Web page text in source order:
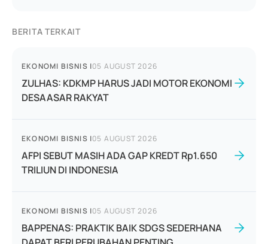
BERITA TERKAIT
EKONOMI BISNIS |05 AUGUST 2026
ZULHAS: KDKMP HARUS JADI MOTOR EKONOMI
DESAASAR RAKYAT
EKONOMI BISNIS |05 AUGUST 2026
AFPI SEBUT MASIH ADA GAP KREDT Rp1.650
TRILIUN DI INDONESIA
EKONOMI BISNIS |05 AUGUST 2026
BAPPENAS: PRAKTIK BAIK SDGS SEDERHANA